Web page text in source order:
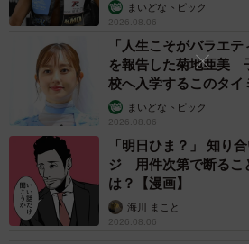
いつも飼い主さんの帰宅が待ち遠しくて嬉し
の亡き愛犬、クッキーちゃん（画像提供：
4GTS）さん）
寄せられた反響のなかには、「我が
そういう跡があります」「実家と同
「今はまだだけど近い将来同じ思い
いった、切ない声も多く見受けられ
まいどなトピック
2026.08.06
「人生こそがバラエ
を報告した菊地亜美
校へ入学するこのタイ
まいどなトピック
2026.08.06
「明日ひま？」 知り
ジ 用件次第で断るこ
は？【漫画】
海川 まこと
2026.08.06